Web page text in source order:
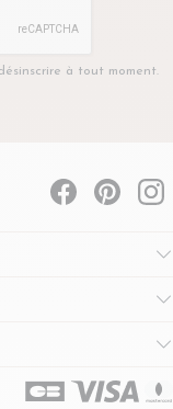
à tout moment.